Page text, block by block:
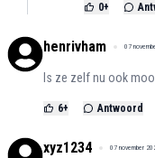
0+
henrivham 07
Is ze zelf nu ook
6+ Antwoord
xyz1234 07 november